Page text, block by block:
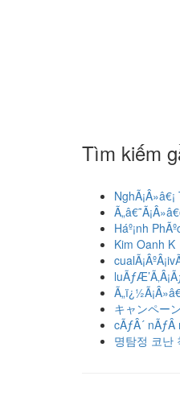
Tìm kiếm
Háº¡nh
Kim Oanh K
キャンペー
cÃƒÂ´ nÃƒÂ
명탐정 코난